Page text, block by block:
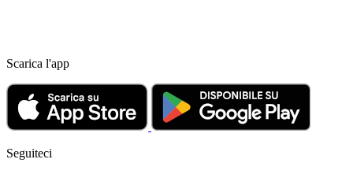
Scarica l'app
Seguiteci